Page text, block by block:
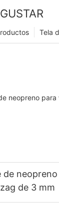
Tela
de
de 3 mm